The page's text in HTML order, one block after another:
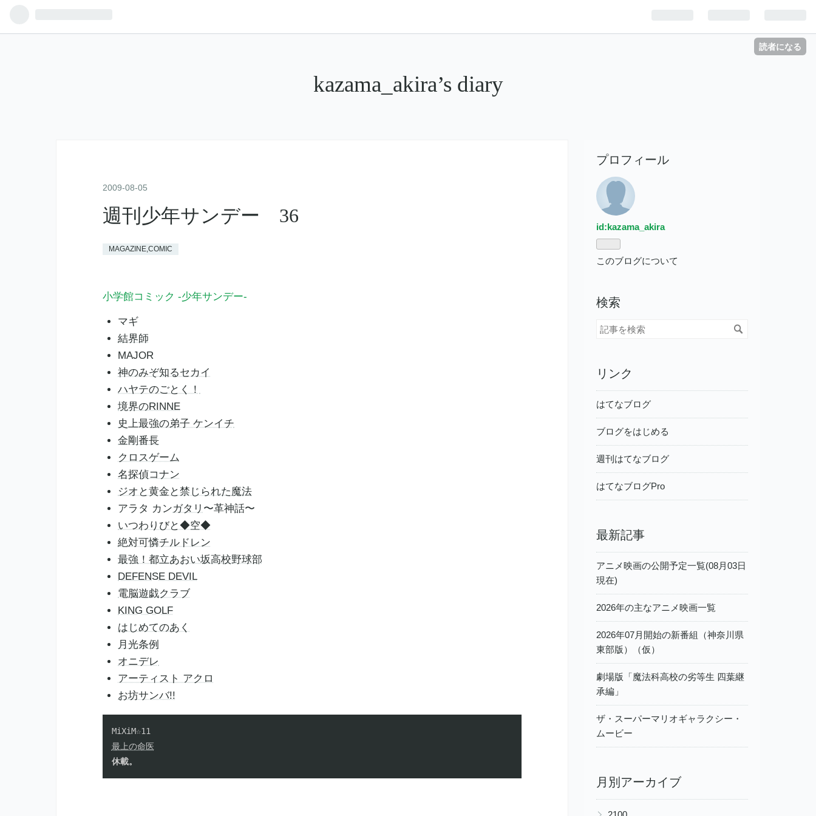
読者になる
kazama_akira’s diary
2009-08-05
週刊少年サンデー 36
MAGAZINE,COMIC
小学館コミック -少年サンデー-
マギ
結界師
MAJOR
神のみぞ知るセカイ
ハヤテのごとく！
境界のRINNE
史上最強の弟子 ケンイチ
金剛番長
クロスゲーム
名探偵コナン
ジオと黄金と禁じられた魔法
アラタ カンガタリ 〜革神話〜
いつわりびと◆空◆
絶対可憐チルドレン
最強！都立あおい坂高校野球部
DEFENSE DEVIL
電脳遊戯クラブ
KING GOLF
はじめてのあく
月光条例
オニデレ
アーティスト アクロ
お坊サンバ!!
最上の命医
休載。
プロフィール
id:kazama_akira
このブログについて
検索
リンク
はてなブログ
ブログをはじめる
週刊はてなブログ
はてなブログPro
最新記事
アニメ映画の公開予定一覧(08月03日
現在)
2026年の主なアニメ映画一覧
2026年07月開始の新番組（神奈川県
東部版）（仮）
劇場版「魔法科高校の劣等生 四葉継
承編」
ザ・スーパーマリオギャラクシー・
ムービー
月別アーカイブ
▶